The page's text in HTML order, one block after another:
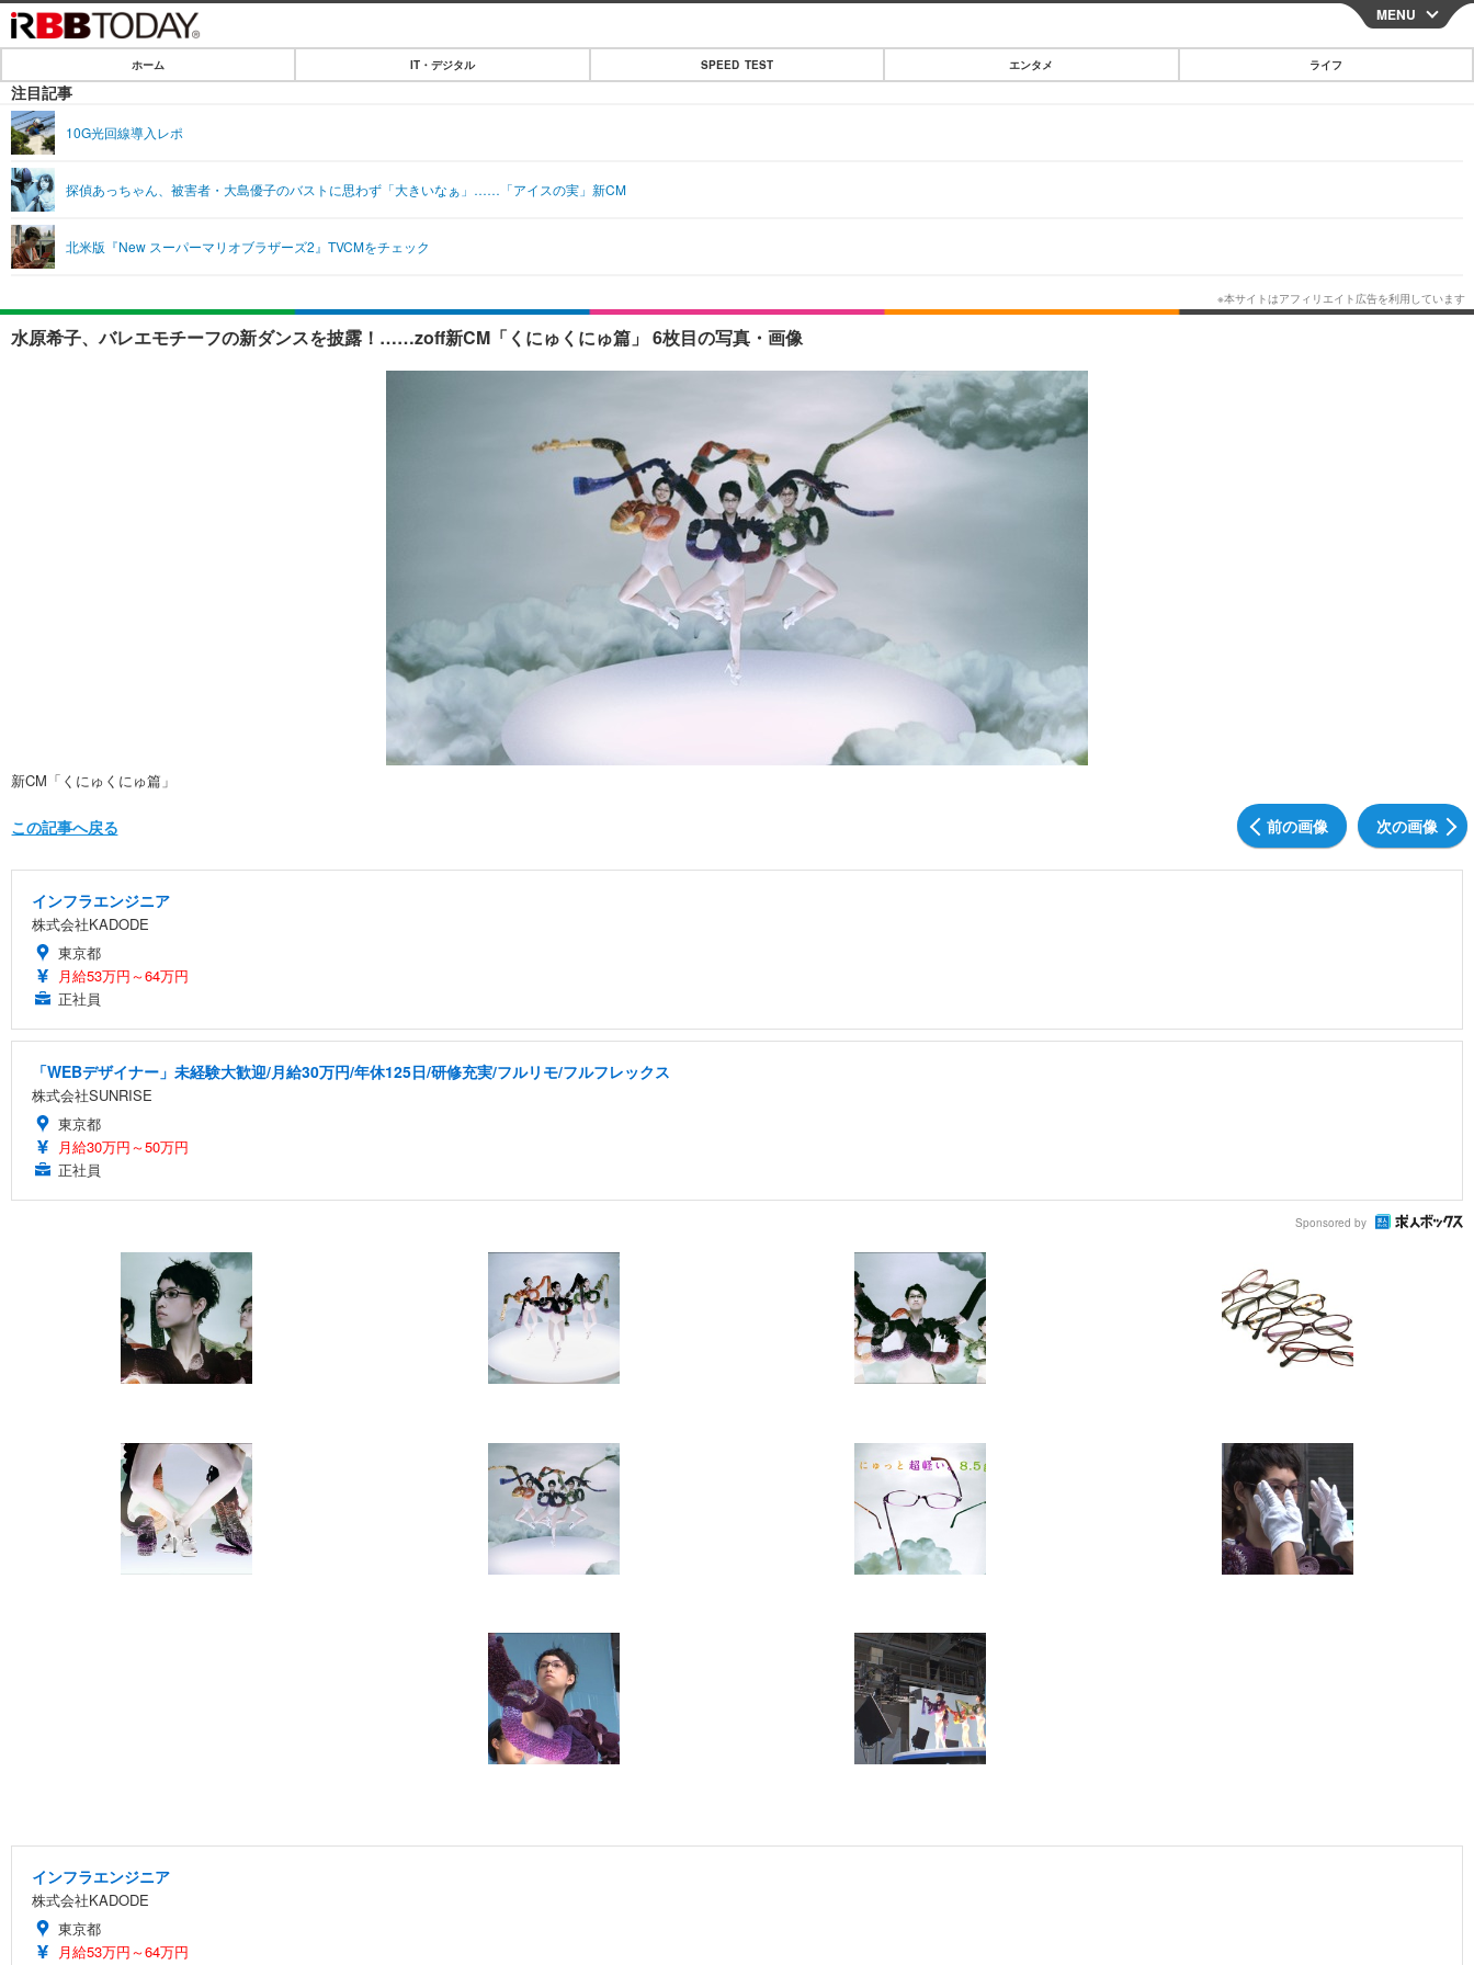
CLOSE
IT・デジタル
ショッピング
SPEED TEST
エンタメ
エンタメTOP
音楽
ブログ
その他
ライフ
ライフTOP グルメ
ペット
リリース一覧
MENU
ホーム IT・デジタル SPEED TEST エンタメ ライフ
注目記事
10G光回線導入レポ
探偵あっちゃん、被害者・大島優子のバストに思わず「大きいなぁ」……「アイスの実」新CM
北米版『New スーパーマリオブラザーズ2』TVCMをチェック
水原希子、バレエモチーフの新ダンスを披露！……zoff新CM「くにゅくにゅ篇」 6枚目の写真・画像
新CM「くにゅくにゅ篇」
前の画像 次の画像
この記事へ戻る
インフラエンジニア
株式会社KADODE
東京都
月給53万円～64万円
正社員
「WEBデザイナー」未経験大歓迎/月給30万円/年休125日/研修充実/フルリモ/フルフレックス
株式会社SUNRISE
東京都
月給30万円～50万円
正社員
Sponsored by
インフラエンジニア
株式会社KADODE
東京都
月給53万円～64万円